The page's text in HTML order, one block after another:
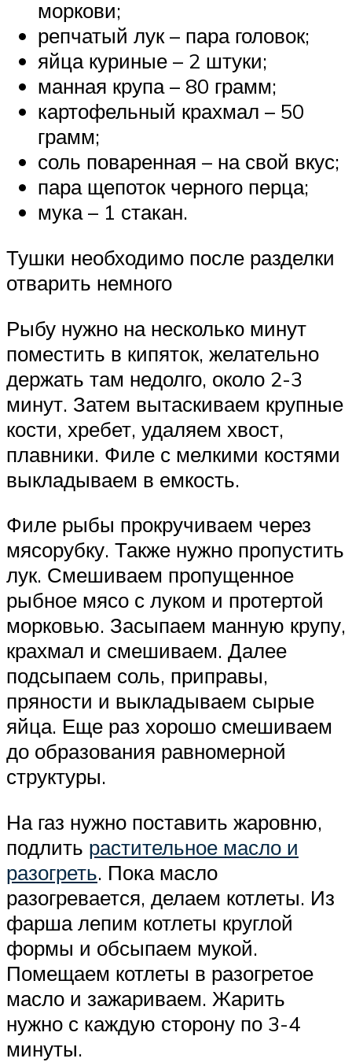
моркови;
репчатый лук – пара головок;
яйца куриные – 2 штуки;
манная крупа – 80 грамм;
картофельный крахмал – 50
грамм;
соль поваренная – на свой вкус;
пара щепоток черного перца;
мука – 1 стакан.
Тушки необходимо после разделки
отварить немного
Рыбу нужно на несколько минут
поместить в кипяток, желательно
держать там недолго, около 2-3
минут. Затем вытаскиваем крупные
кости, хребет, удаляем хвост,
плавники. Филе с мелкими костями
выкладываем в емкость.
Филе рыбы прокручиваем через
мясорубку. Также нужно пропустить
лук. Смешиваем пропущенное
рыбное мясо с луком и протертой
морковью. Засыпаем манную крупу,
крахмал и смешиваем. Далее
подсыпаем соль, приправы,
пряности и выкладываем сырые
яйца. Еще раз хорошо смешиваем
до образования равномерной
структуры.
На газ нужно поставить жаровню,
подлить растительное масло и
разогреть. Пока масло
разогревается, делаем котлеты. Из
фарша лепим котлеты круглой
формы и обсыпаем мукой.
Помещаем котлеты в разогретое
масло и зажариваем. Жарить
нужно с каждую сторону по 3-4
минуты.